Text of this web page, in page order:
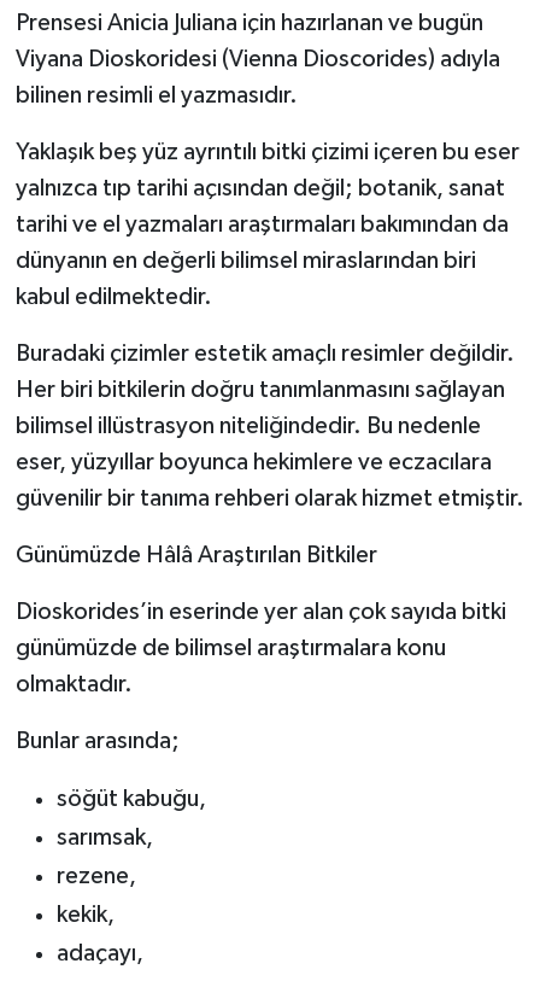
Prensesi Anicia Juliana için hazırlanan ve bugün
Viyana Dioskoridesi (Vienna Dioscorides) adıyla
bilinen resimli el yazmasıdır.
Yaklaşık beş yüz ayrıntılı bitki çizimi içeren bu eser
yalnızca tıp tarihi açısından değil; botanik, sanat
tarihi ve el yazmaları araştırmaları bakımından da
dünyanın en değerli bilimsel miraslarından biri
kabul edilmektedir.
Buradaki çizimler estetik amaçlı resimler değildir.
Her biri bitkilerin doğru tanımlanmasını sağlayan
bilimsel illüstrasyon niteliğindedir. Bu nedenle
eser, yüzyıllar boyunca hekimlere ve eczacılara
güvenilir bir tanıma rehberi olarak hizmet etmiştir.
Günümüzde Hâlâ Araştırılan Bitkiler
Dioskorides’in eserinde yer alan çok sayıda bitki
günümüzde de bilimsel araştırmalara konu
olmaktadır.
Bunlar arasında;
söğüt kabuğu,
sarımsak,
rezene,
kekik,
adaçayı,